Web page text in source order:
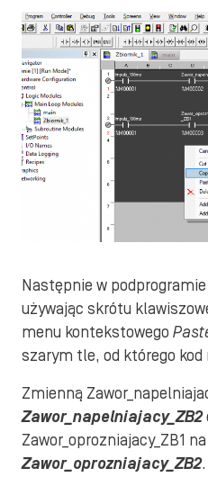
Następnie w
używając skrótu
menu kontekstowego
szarym tle, od którego
Zmienną
Zawor_napelniajacy_ZB2
Zawor_oprozniajacy_ZB1 na
Zawor_oprozniajacy_ZB2